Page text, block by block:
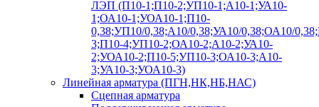
ЛЭП (П10-1;П10-2;УП10-1;А10-1;УА10-
1;ОА10-1;УОА10-1;П10-
0,38;УП10/0,38;А10/0,38;УА10/0,38;ОА10/
3;П10-4;УП10-2;ОА10-2;А10-2;УА10-
2;УОА10-2;П10-5;УП10-3;ОА10-3;А10-
3;УА10-3;УОА10-3)
Линейная арматура (ПГН,НК,НБ,НАС)
Сцепная арматура